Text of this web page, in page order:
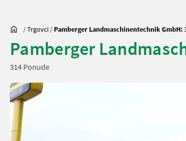
/Trgovci / Pamberger Landmaschinentechnik GmbH:
Pamberger
314 Ponude